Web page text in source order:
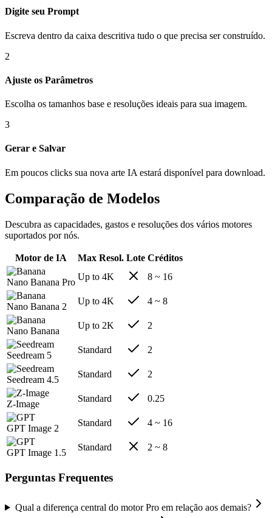
Digite seu Prompt
Escreva dentro da caixa descritiva tudo o que precisa ser construído.
2
Ajuste os Parâmetros
Escolha os tamanhos base e resoluções ideais para sua imagem.
3
Gerar e Salvar
Em poucos clicks sua nova arte IA estará disponível para download.
Comparação de Modelos
Descubra as capacidades, gastos e resoluções dos vários motores
suportados por nós.
Motor de IA Max Resol. Lote Créditos
Nano Banana Pro
Up to 4K 8 ~ 16
Nano Banana 2
Up to 4K 4 ~ 8
Nano Banana
Up to 2K 2
Seedream 5
Standard 2
Seedream 4.5
Standard 2
Z-Image
Standard 0.25
GPT Image 2
Standard 4 ~ 16
GPT Image 1.5
Standard 2 ~ 8
Perguntas Frequentes
Qual a diferença central do motor Pro em relação aos demais?